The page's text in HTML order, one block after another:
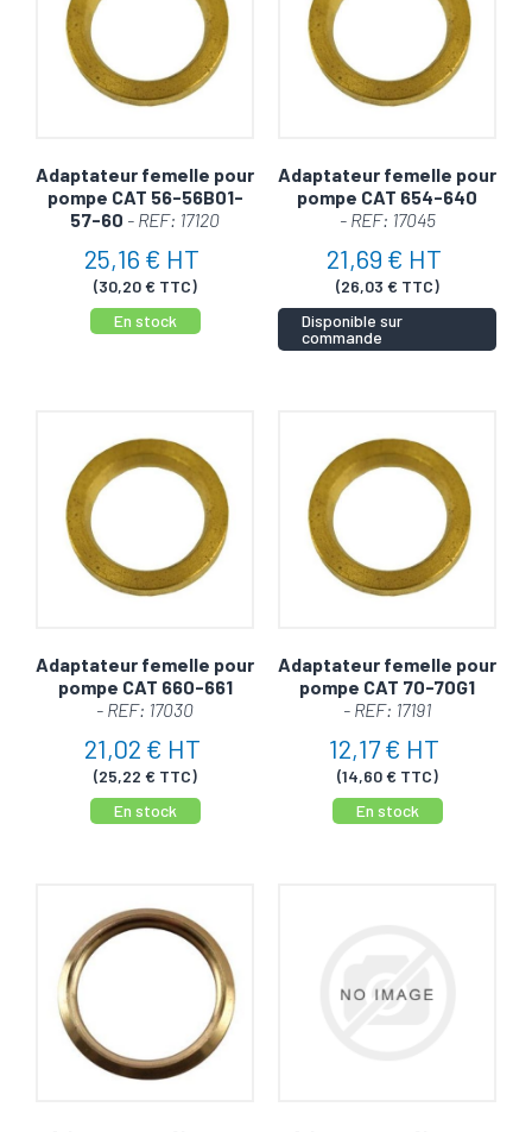
Adaptateur femelle pour
pompe CAT 56-56B01-
57-60 - REF: 17120
25,16 € HT
(30,20 € TTC)
En stock
Adaptateur femelle pour
pompe CAT 654-640
- REF: 17045
21,69 € HT
(26,03 € TTC)
Disponible sur
commande
Adaptateur femelle pour
pompe CAT 660-661
- REF: 17030
21,02 € HT
(25,22 € TTC)
En stock
Adaptateur femelle pour
pompe CAT 70-70G1
- REF: 17191
12,17 € HT
(14,60 € TTC)
En stock